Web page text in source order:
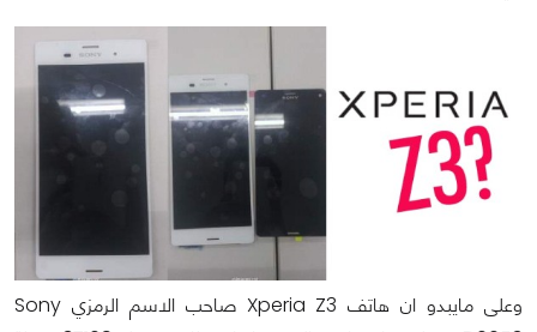
وعلى مايبدو ان هاتف Xperia Z3 صاحب الاسم الرمزي Sony